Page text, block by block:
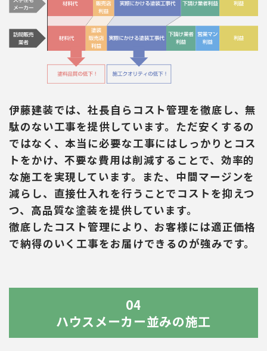
伊藤建装では、社長自らコスト管理を徹底し、無
駄のない工事を提供しています。ただ安くするの
ではなく、本当に必要な工事にはしっかりとコス
トをかけ、不要な費用は削減することで、効率的
な施工を実現しています。また、中間マージンを
減らし、直接仕入れを行うことでコストを抑えつ
つ、高品質な塗装を提供しています。
徹底したコスト管理により、お客様には適正価格
で納得のいく工事をお届けできるのが強みです。
04
ハウスメーカー並みの施工